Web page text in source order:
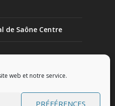
web et notre service.
PRÉFÉRENCES
de Saône Centre
Bords de